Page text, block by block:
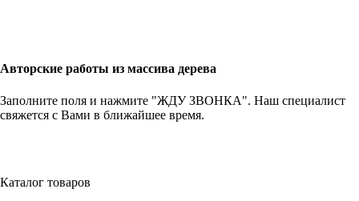
Авторские работы из массива дерева
Заполните поля и нажмите "ЖДУ ЗВОНКА". Наш специалист
свяжется с Вами в ближайшее время.
Каталог товаров